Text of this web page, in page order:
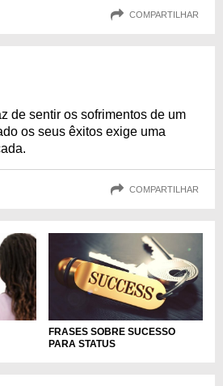
COMPARTILHAR
de sentir os sofrimentos de um
os seus êxitos exige uma
COMPARTILHAR
FRASES SOBRE SUCESSO
PARA STATUS